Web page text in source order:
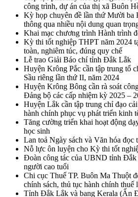
công trình, dự án của thị xã Buôn
Kỳ họp chuyên đề lần thứ Mười
thông qua nhiều nội dung quan
Khai mạc chương trình Hành trình
Kỳ thi tốt nghiệp THPT năm 2024
toàn, nghiêm túc, đúng quy chế
Lễ trao Giải Báo chí tỉnh Đắk Lắk
Huyện Krông Pắc cần tập trung tổ
Sầu riêng lần thứ II, năm 2024
Huyện Krông Bông cần rà soát
Đảng bộ các cấp nhiệm kỳ 2025 –
Huyện Lắk cần tập trung chỉ đạo
hành chính phục vụ phát triển kinh
Tăng cường triển khai hoạt động
học sinh
Lan toả Ngày sách và Văn hóa
Nỗ lực ôn luyện cho Kỳ thi tốt
Đoàn công tác của UBND tỉnh Đắk
người cao tuổi
Chi cục Thuế TP. Buôn Ma Thuột
chính sách, thủ tục hành chính thuế
Tỉnh Đắk Lắk và bang Kerala (Ấn